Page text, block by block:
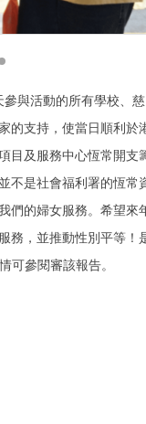
參與活動的所有學校、慈
的支持，使當日順利於
目及服務中心恆常開支
不是社會福利署的恆常
們的婦女服務。希望來
務，並推動性別平等！
可參閱審該報告。